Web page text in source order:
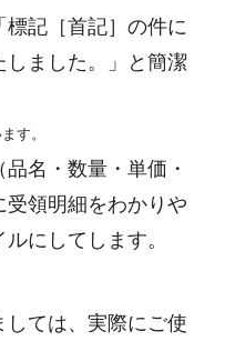
標記［首記］の件に
しました。」と簡潔
す。
名・数量・単価・
領明細をわかりや
にしてします。
ては、実際にご使